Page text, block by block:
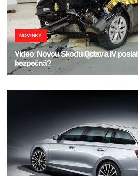
NOVINKY
Video: Novou Škodu Octavia IV
bezpečná?